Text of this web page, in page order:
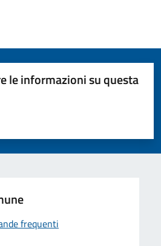
le informazioni su questa
stelle su 5
su 5
5
frequenti